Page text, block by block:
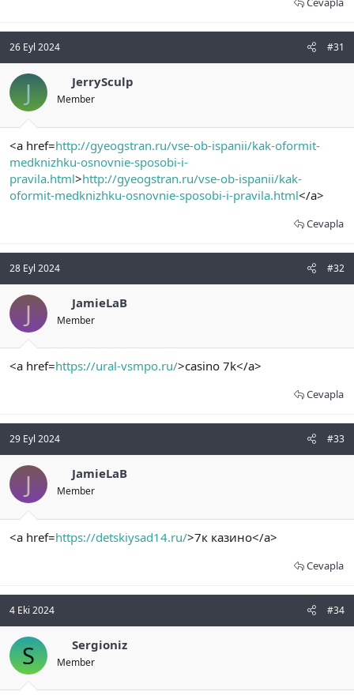
26 Eyl 2024 #31
J JerrySculp
Member
<a href=http://gyeogstran.ru/vse-ob-ispanii/kak-oformit-
medknizhku-osnovnie-sposobi-i-
pravila.html>http://gyeogstran.ru/vse-ob-ispanii/kak-
oformit-medknizhku-osnovnie-sposobi-i-pravila.html</a>
Cevapla
28 Eyl 2024 #32
J JamieLaB
Member
<a href=https://ural-vsmpo.ru/>casino 7k</a>
Cevapla
29 Eyl 2024 #33
J JamieLaB
Member
<a href=https://detskiysad14.ru/>7к казино</a>
Cevapla
4 Eki 2024 #34
S Sergioniz
Member